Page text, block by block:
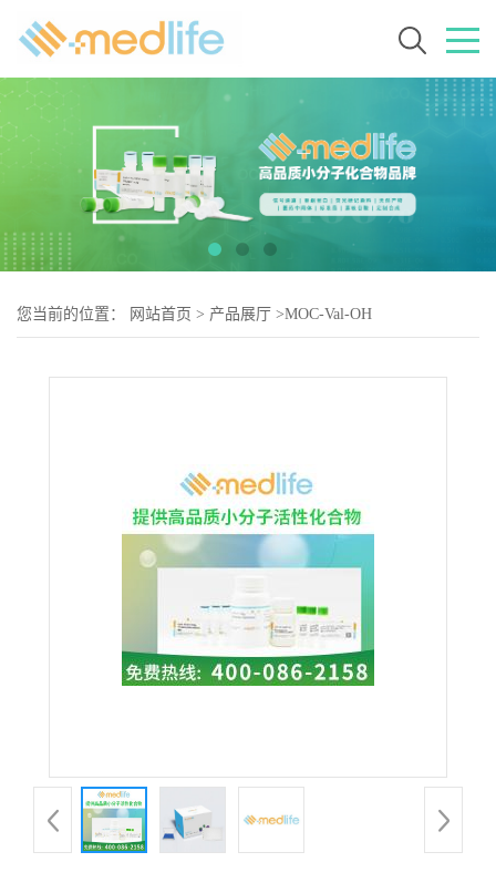
您当前的位置： 网站首页 > 产品展厅 >MOC-Val-OH